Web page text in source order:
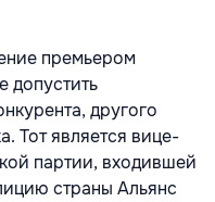
премьером
допустить
другого
Тот является вице-
партии, входившей
страны Альянс